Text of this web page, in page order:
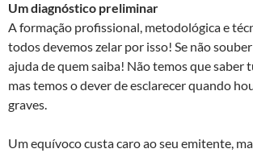
Um diagnóstico preliminar
A formação profissional, metodológica e
todos devemos zelar por isso! Se não
ajuda de quem saiba! Não temos que saber
mas temos o dever de esclarecer quando
graves.
Um equívoco custa caro ao seu emitente,